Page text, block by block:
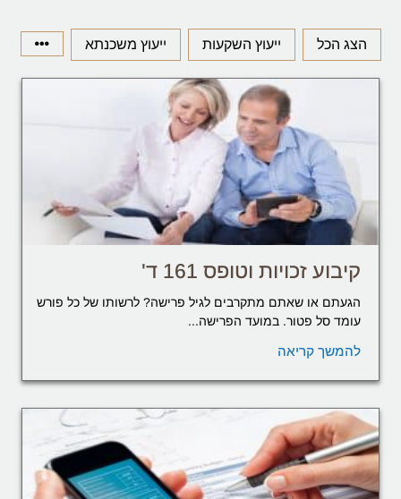
הצג הכל ייעוץ השקעות ייעוץ משכנתא
קיבוע זכויות וטופס 161 ד'
הגעתם או שאתם מתקרבים לגיל פרישה? לרשותו של כל פורש
עומד סל פטור. במועד הפרישה...
להמשך קריאה